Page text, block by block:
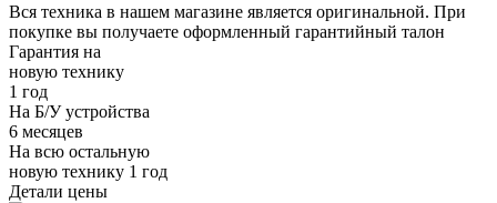
Вся техника в нашем магазине является оригинальной. При
покупке вы получаете оформленный гарантийный талон
Гарантия на
новую технику
1 год
На Б/У устройства
6 месяцев
На всю остальную
новую технику 1 год
Детали цены